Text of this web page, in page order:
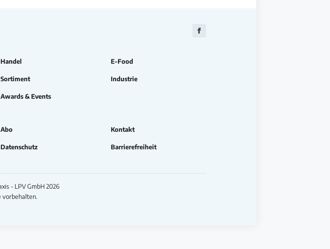
Zu
Handel E-Food
Sortiment Industrie
Awards & Events
Abo Kontakt
Datenschutz Barrierefreiheit
- LPV GmbH 2026
vorbehalten.